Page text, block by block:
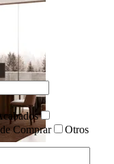
Comprar Otros